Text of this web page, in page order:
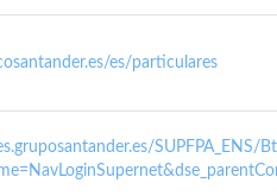
es/particulares
SUPFPA_ENS/